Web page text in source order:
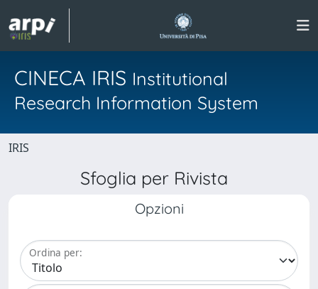
CINECA IRIS Institutional
Research Information System
IRIS
Sfoglia per Rivista
Opzioni
Ordina per: